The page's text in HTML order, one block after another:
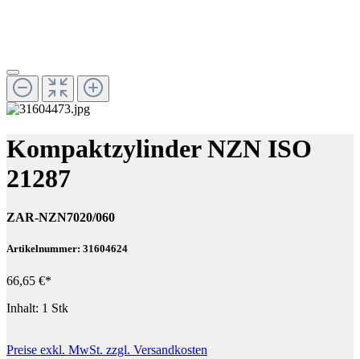
Kompaktzylinder NZN ISO
21287
ZAR-NZN7020/060
Artikelnummer: 31604624
66,65 €*
Inhalt: 1 Stk
Preise exkl. MwSt. zzgl. Versandkosten